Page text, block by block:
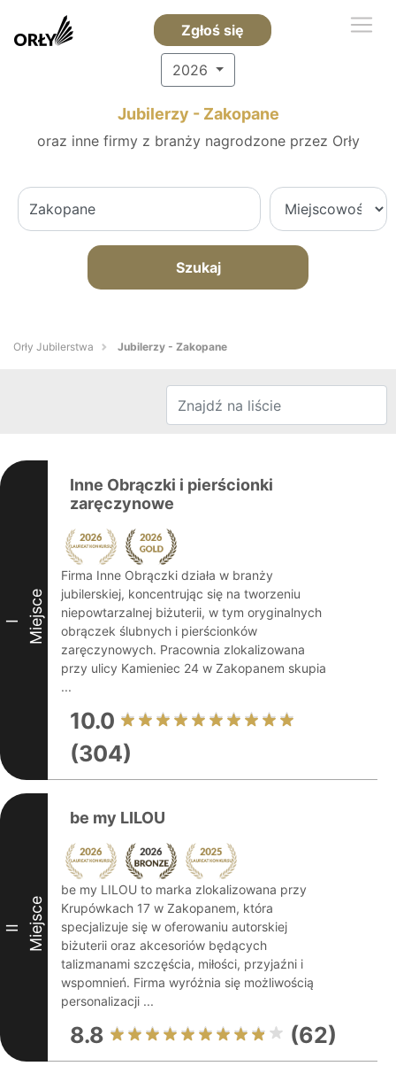
Zgłoś się
2026
Jubilerzy - Zakopane
oraz inne firmy z branży nagrodzone przez Orły
Szukaj
Orły Jubilerstwa Jubilerzy - Zakopane
I Miejsce
Inne Obrączki i pierścionki
zaręczynowe
Firma Inne Obrączki działa w branży
jubilerskiej, koncentrując się na tworzeniu
niepowtarzalnej biżuterii, w tym oryginalnych
obrączek ślubnych i pierścionków
zaręczynowych. Pracownia zlokalizowana
przy ulicy Kamieniec 24 w Zakopanem skupia
...
10.0
(304)
II Miejsce
be my LILOU
be my LILOU to marka zlokalizowana przy
Krupówkach 17 w Zakopanem, która
specjalizuje się w oferowaniu autorskiej
biżuterii oraz akcesoriów będących
talizmanami szczęścia, miłości, przyjaźni i
wspomnień. Firma wyróżnia się możliwością
personalizacji ...
8.8 (62)